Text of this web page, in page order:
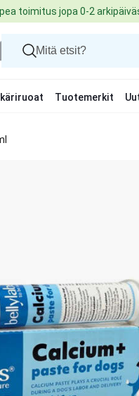
toimitus jopa 0-2
Tuotemerkit